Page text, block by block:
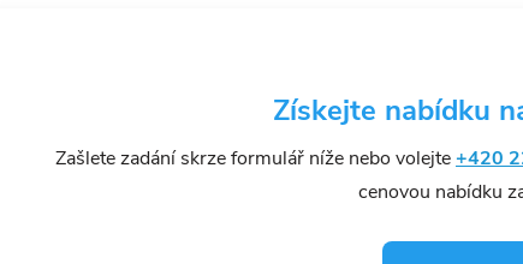
Získejte nabídku
Zašlete zadání skrze formulář níže nebo volejte+420
cenovou nabídku